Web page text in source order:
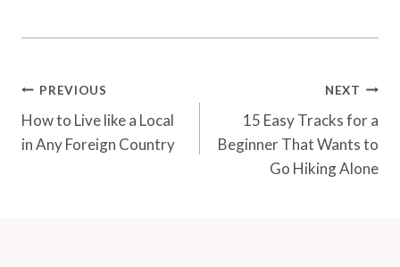
Post
Navigation
PREVIOUS
How to Live like a Local
in Any Foreign Country
NEXT
15 Easy Tracks for a
Beginner That Wants to
Go Hiking Alone